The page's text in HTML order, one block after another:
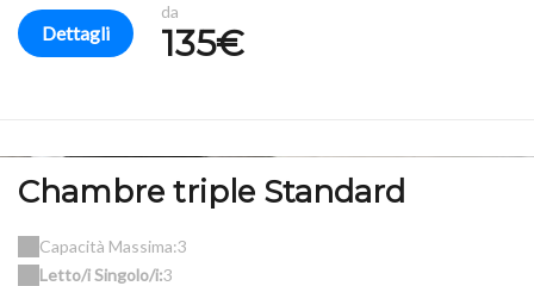
Dettagli
da
135€
Chambre triple Standard
Capacità Massima:3
Letto/i Singolo/i:3